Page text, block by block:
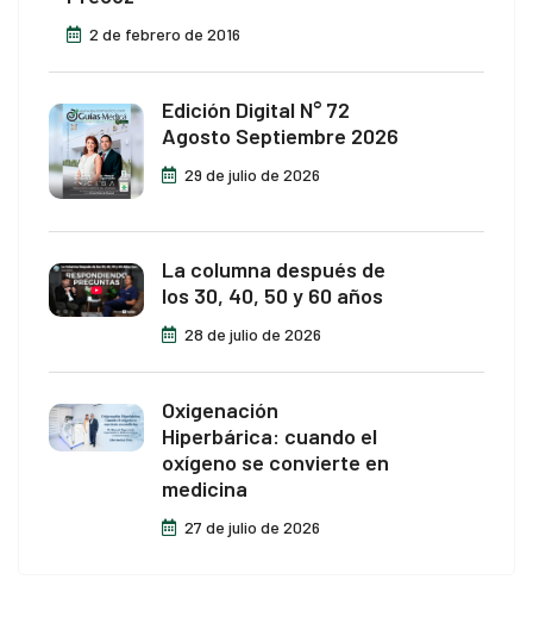
2 de febrero de 2016
Edición Digital N° 72
Agosto Septiembre 2026
29 de julio de 2026
La columna después de
los 30, 40, 50 y 60 años
28 de julio de 2026
Oxigenación
Hiperbárica: cuando el
oxígeno se convierte en
medicina
27 de julio de 2026